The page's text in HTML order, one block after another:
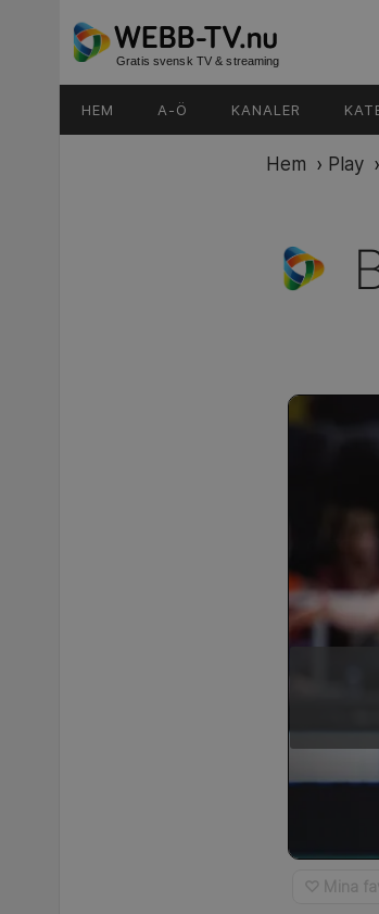
Gratis svensk TV & streaming
HEM A-Ö KANALER
Hem › Play ›
♡ Mina